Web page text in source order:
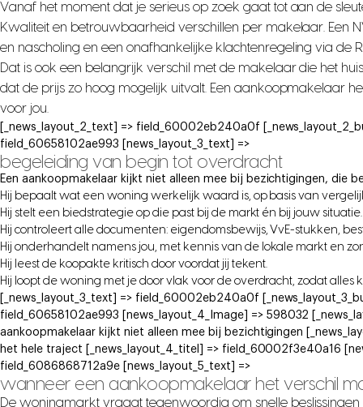
Vanaf het moment dat je serieus op zoek gaat tot aan de
Kwaliteit en betrouwbaarheid verschillen per makelaar. Een
en nascholing en een onafhankelijke klachtenregeling via
Dat is ook een belangrijk verschil met de makelaar die het
dat de prijs zo hoog mogelijk uitvalt. Een aankoopmakelaar
voor jou.
[_news_layout_2_text] => field_60002eb240a0f
field_60658102ae993 [news_layout_3_text] =>
begeleiding van begin tot overdracht
Een aankoopmakelaar kijkt niet alleen mee bij bezichtigingen, die
Hij bepaalt wat een woning werkelijk waard is, op basis van
Hij stelt een biedstrategie op die past bij de markt én bij jouw situatie.
Hij controleert alle documenten: eigendomsbewijs, VvE-stukken,
Hij onderhandelt namens jou, met kennis van de lokale markt en
Hij leest de koopakte kritisch door voordat jij tekent.
Hij loopt de woning met je door vlak voor de overdracht, zodat alles
[_news_layout_3_text] => field_60002eb240a0f
field_60658102ae993 [news_layout_4_Image] => 598032
aankoopmakelaar kijkt niet alleen mee bij bezichtigingen
het hele traject [_news_layout_4_titel] => field_60002f3e40a16
field_6086868712a9e [news_layout_5_text] =>
wanneer een aankoopmakelaar het verschil
De woningmarkt vraagt tegenwoordig om snelle